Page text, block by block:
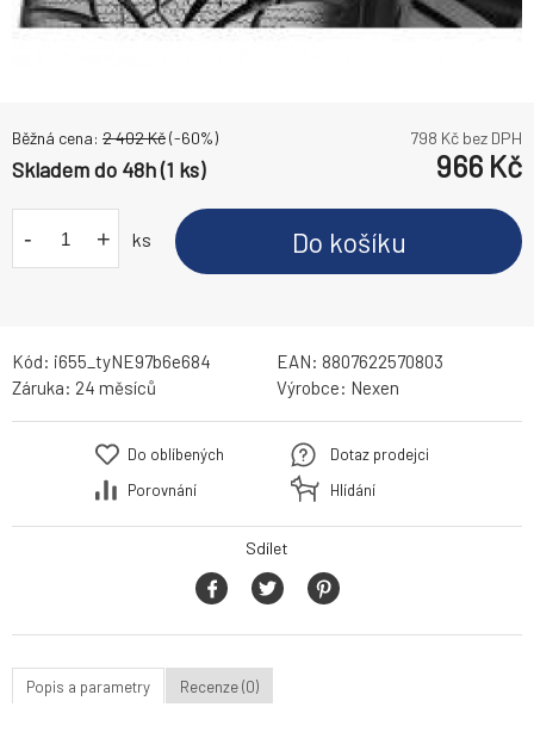
Běžná cena: 2 402Kč(-60%) 798 Kč bez DPH
Skladem do 48h (1 ks) 966 Kč
- + ks Do košíku
Kód: i655_tyNE97b6e684 EAN: 8807622570803
Záruka: 24 měsíců Výrobce: Nexen
Do oblíbených
Porovnání
Dotaz prodejci
Hlídání
Sdílet
Popis a parametry Recenze (0)